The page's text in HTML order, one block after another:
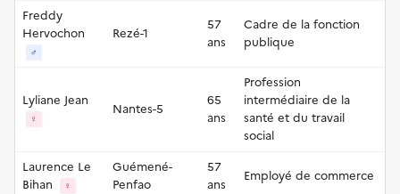
Freddy
Hervochon
♂
Rezé-1
57
ans
Cadre de la fonction
publique
Lyliane Jean
♀
Nantes-5
65
ans
Profession
intermédiaire de la
santé et du travail
social
Laurence Le
Bihan
♀
Guémené-
Penfao
57
ans
Employé de commerce